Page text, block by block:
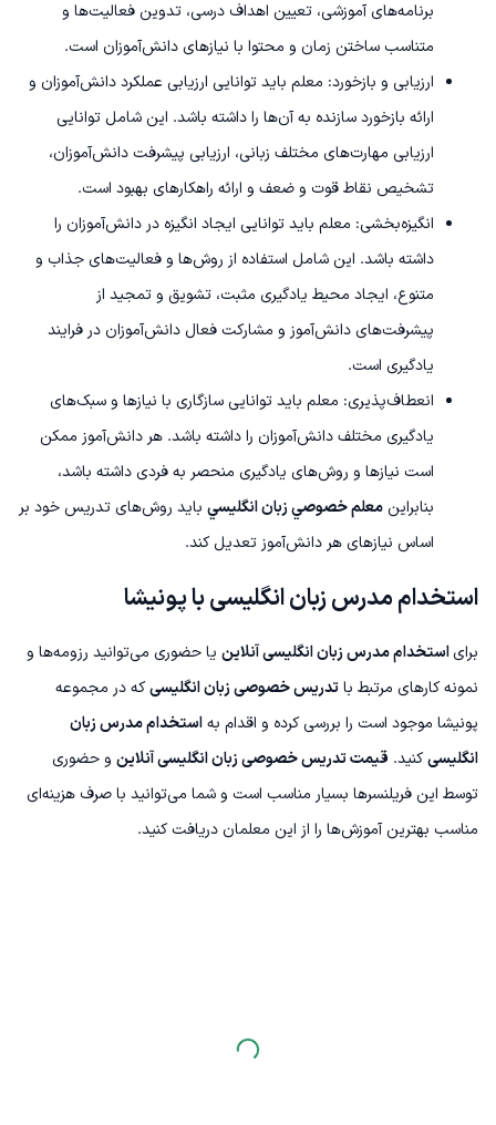
برنامه‌های آموزشی، تعیین اهداف درسی، تدوین فعالیت‌ها و
متناسب ساختن زمان و محتوا با نیازهای دانش‌آموزان است.
ارزیابی و بازخورد: معلم باید توانایی ارزیابی عملکرد دانش‌آموزان و
ارائه بازخورد سازنده به آن‌ها را داشته باشد. این شامل توانایی
ارزیابی مهارت‌های مختلف زبانی، ارزیابی پیشرفت دانش‌آموزان،
تشخیص نقاط قوت و ضعف و ارائه راهکارهای بهبود است.
انگیزه‌بخشی: معلم باید توانایی ایجاد انگیزه در دانش‌آموزان را
داشته باشد. این شامل استفاده از روش‌ها و فعالیت‌های جذاب و
متنوع، ایجاد محیط یادگیری مثبت، تشویق و تمجید از
پیشرفت‌های دانش‌آموز و مشارکت فعال دانش‌آموزان در فرایند
یادگیری است.
انعطاف‌پذیری: معلم باید توانایی سازگاری با نیازها و سبک‌های
یادگیری مختلف دانش‌آموزان را داشته باشد. هر دانش‌آموز ممکن
است نیازها و روش‌های یادگیری منحصر به فردی داشته باشد،
بنابراین معلم خصوصي زبان انگليسي باید روش‌های تدریس خود بر
اساس نیازهای هر دانش‌آموز تعدیل کند.
استخدام مدرس زبان انگلیسی با پونیشا
برایاستخدام مدرس زبان انگلیسی آنلاین یا حضوری می‌توانید رزومه‌ها و
نمونه کارهای مرتبط با تدریس خصوصی زبان انگلیسیکه در مجموعه
پونیشا موجود است را بررسی کرده و اقدام بهاستخدام مدرس زبان
انگلیسیکنید. قیمت تدریس خصوصی زبان انگلیسی آنلاین و حضوری
توسط این فریلنسرها بسیار مناسب است و شما می‌توانید با صرف هزینه‌ای
مناسب بهترین آموزش‌ها را از این معلمان دریافت کنید.